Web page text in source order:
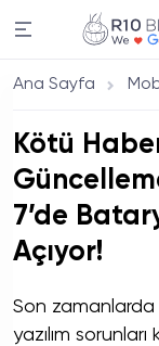
Ana Sayfa
Kötü
7’de
Açıyor!
Son
yazılım